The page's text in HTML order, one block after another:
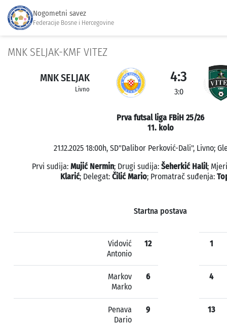
Nogometni savez
Federacije Bosne i Hercegovine
MNK SELJAK-KMF VITEZ
MNK SELJAK
Livno
4:3
3:0
Prva futsal liga FBiH 25/26
11. kolo
21.12.2025 18:00h, SD"Dalibor Perković-Dali", Livno;
Prvi sudija: Mujić Nermin; Drugi sudija: Šeherkić Halil;
Klarić; Delegat: Čilić Mario; Promatrač suđenja:
Startna postava
Vidović
Antonio
12
Markov
Marko
6
Penava
Dario
9
1
4
13